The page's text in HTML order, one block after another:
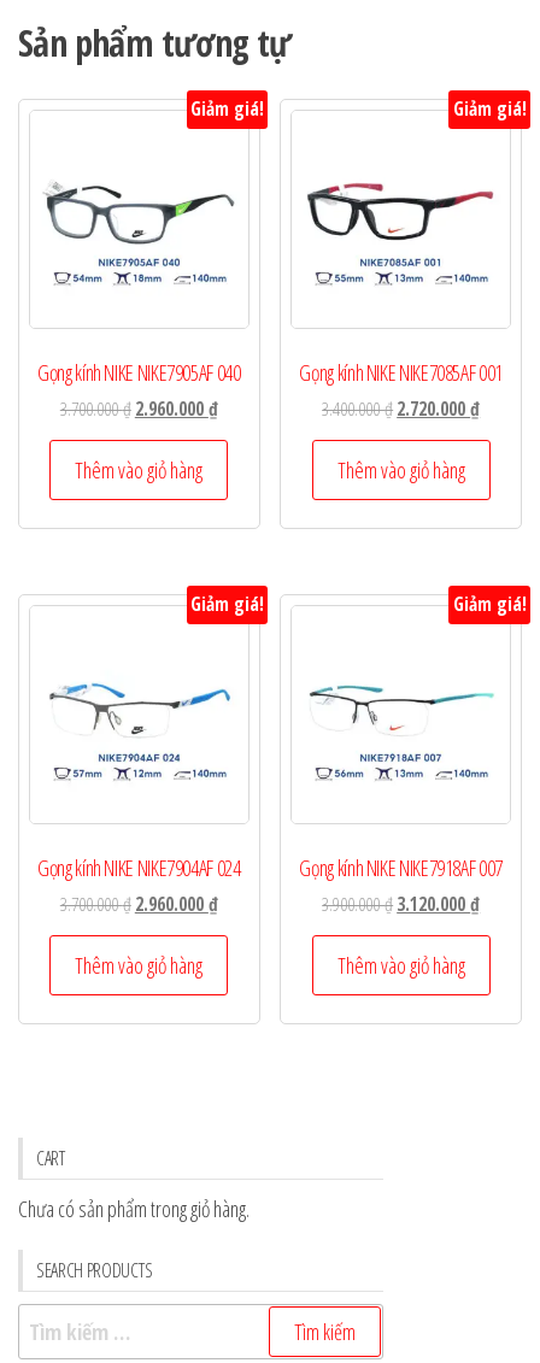
Sản phẩm tương tự
Giảm giá!
Gọng kính NIKE NIKE7905AF 040
3.700.000₫Giá
gốc
là:
3.700.000 ₫.
2.960.000₫Giá
hiện
là:
2.960.000 ₫.
Thêm vào giỏ hàng
Giảm giá!
Gọng kính NIKE NIKE7085AF 001
3.400.000₫Giá
gốc
là:
3.400.000 ₫.
2.720.000₫Giá
hiện
là:
Thêm vào giỏ hàng
Giảm giá!
Gọng kính NIKE NIKE7904AF 024
3.700.000₫Giá
gốc
là:
3.700.000 ₫.
2.960.000₫Giá
hiện
là:
2.960.000 ₫.
Thêm vào giỏ hàng
Giảm giá!
Gọng kính NIKE NIKE7918AF 007
3.900.000₫Giá
gốc
là:
3.900.000 ₫.
3.120.000₫Giá
hiện
là:
Thêm vào giỏ hàng
CART
Chưa có sản phẩm trong giỏ hàng.
SEARCH PRODUCTS
Tìm
kiếm